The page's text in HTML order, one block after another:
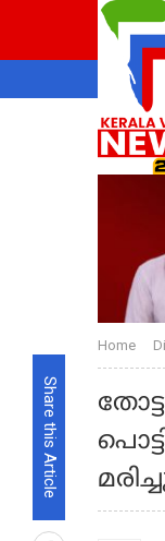
Share this Article
Home